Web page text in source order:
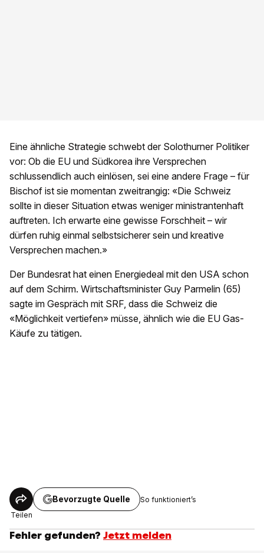
Eine ähnliche Strategie schwebt der Solothurner Politiker
vor: Ob die EU und Südkorea ihre Versprechen
schlussendlich auch einlösen, sei eine andere Frage – für
Bischof ist sie momentan zweitrangig: «Die Schweiz
sollte in dieser Situation etwas weniger ministrantenhaft
auftreten. Ich erwarte eine gewisse Forschheit – wir
dürfen ruhig einmal selbstsicherer sein und kreative
Versprechen machen.»
Der Bundesrat hat einen Energiedeal mit den USA schon
auf dem Schirm. Wirtschaftsminister Guy Parmelin (65)
sagte im Gespräch mit SRF, dass die Schweiz die
«Möglichkeit vertiefen» müsse, ähnlich wie die EU Gas-
Käufe zu tätigen.
Teilen
Bevorzugte Quelle So funktioniert’s
Fehler gefunden? Jetzt melden